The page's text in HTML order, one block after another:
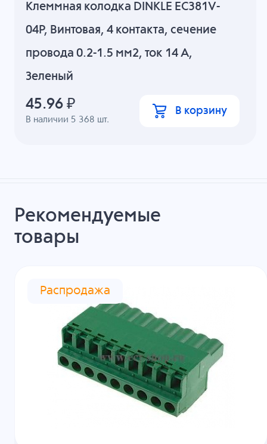
Клеммная колодка DINKLE EC381V-
04P, Винтовая, 4 контакта, сечение
провода 0.2-1.5 мм2, ток 14 A,
Зеленый
В наличии 5 368 шт.
45.96 ₽ В корзину
Рекомендуемые
товары
Распродажа